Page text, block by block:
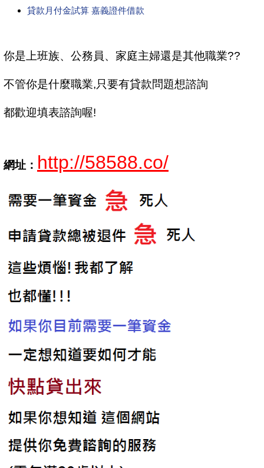
貸款月付金試算 嘉義證件借款
你是上班族、公務員、家庭主婦還是其他職業??
不管你是什麼職業,只要有貸款問題想諮詢
都歡迎填表諮詢喔!
網址： http://58588.co/